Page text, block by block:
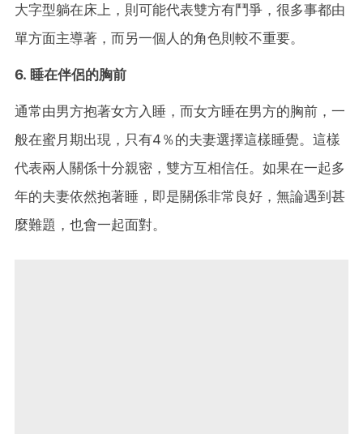
大字型躺在床上，則可能代表雙方有鬥爭，很多事都由
單方面主導著，而另一個人的角色則較不重要。
6. 睡在伴侶的胸前
通常由男方抱著女方入睡，而女方睡在男方的胸前，一
般在蜜月期出現，只有4％的夫妻選擇這樣睡覺。這樣
代表兩人關係十分親密，雙方互相信任。如果在一起多
年的夫妻依然抱著睡，即是關係非常良好，無論遇到甚
麼難題，也會一起面對。